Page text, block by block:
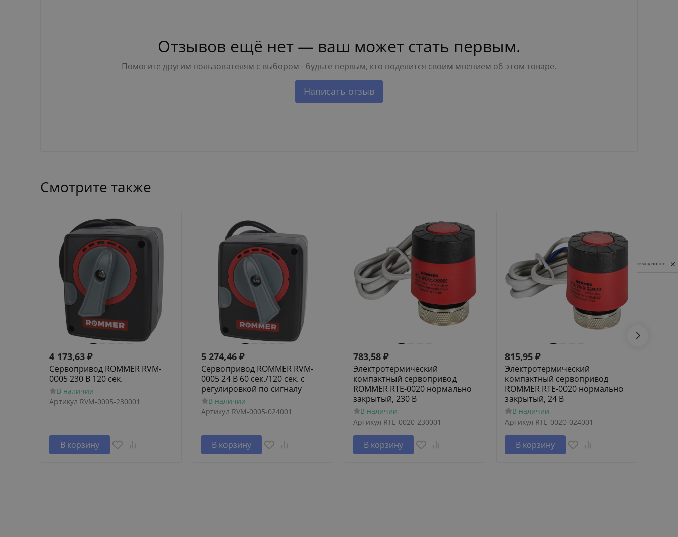
Отзывов ещё нет — ваш может стать первым.
Помогите другим пользователям с выбором - будьте первым, кто поделится своим мнением об этом товаре.
Написать отзыв
Смотрите также
4 173,63 ₽
Сервопривод ROMMER RVM-
0005 230 В 120 сек.
В наличии
Артикул RVM-0005-230001
В корзину
5 274,46 ₽
Сервопривод ROMMER RVM-
0005 24 В 60 сек./120 сек. c
регулировкой по сигналу
В наличии
Артикул RVM-0005-024001
В корзину
783,58 ₽
Электротермический
компактный сервопривод
ROMMER RTE-0020 нормально
закрытый, 230 В
В наличии
Артикул RTE-0020-230001
В корзину
815,95 ₽
Электротермический
компактный сервопривод
ROMMER RTE-0020 нормально
закрытый, 24 В
В наличии
Артикул RTE-0020-024001
В корзину
Privacy notice